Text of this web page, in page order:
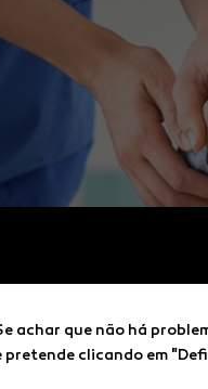
achar que não há
pretende clicando em